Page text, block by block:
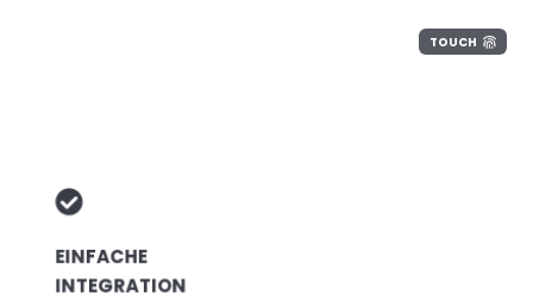
TOUCH
EINFACHE
INTEGRATION